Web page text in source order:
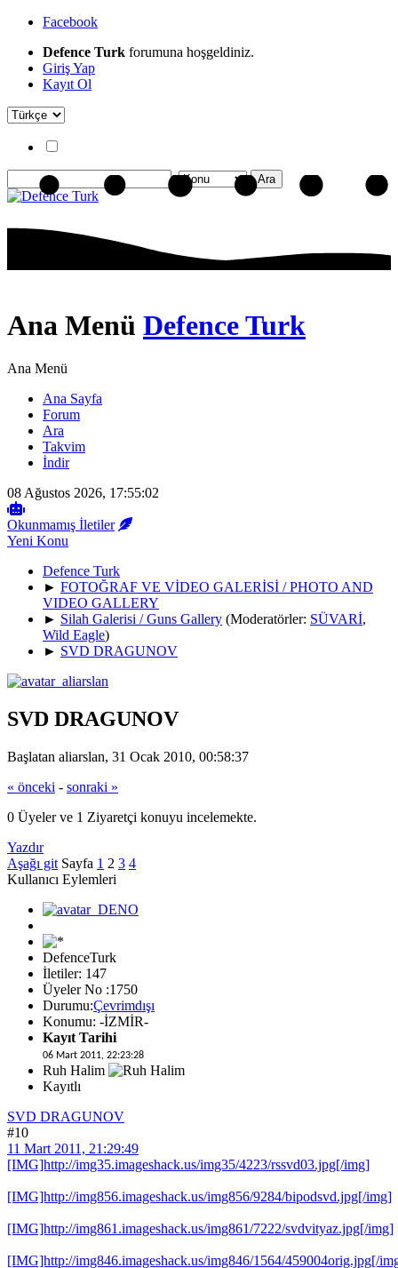
Facebook
Defence Turk forumuna hoşgeldiniz.
Giriş Yap
Kayıt Ol
Ana Menü Defence Turk
Ana Menü
Ana Sayfa
Forum
Ara
Takvim
İndir
08 Ağustos 2026, 17:55:02
Okunmamış İletiler
Yeni Konu
Defence Turk
► FOTOĞRAF VE VİDEO GALERİSİ / PHOTO AND
VIDEO GALLERY
► Silah Galerisi / Guns Gallery (Moderatörler: SÜVARİ,
Wild Eagle)
► SVD DRAGUNOV
SVD DRAGUNOV
Başlatan aliarslan, 31 Ocak 2010, 00:58:37
« önceki - sonraki »
0 Üyeler ve 1 Ziyaretçi konuyu incelemekte.
Yazdır
Aşağı git Sayfa 1 2 3 4
Kullanıcı Eylemleri
DefenceTurk
İletiler: 147
Üyeler No :1750
Durumu:Çevrimdışı
Konumu: -İZMİR-
Kayıt Tarihi
06 Mart 2011, 22:23:28
Ruh Halim
Kayıtlı
SVD DRAGUNOV
#10
11 Mart 2011, 21:29:49
[IMG]http://img35.imageshack.us/img35/4223/rssvd03.jpg[/img]
[IMG]http://img856.imageshack.us/img856/9284/bipodsvd.jpg[/img]
[IMG]http://img861.imageshack.us/img861/7222/svdvityaz.jpg[/img]
[IMG]http://img846.imageshack.us/img846/1564/459004orig.jpg[/